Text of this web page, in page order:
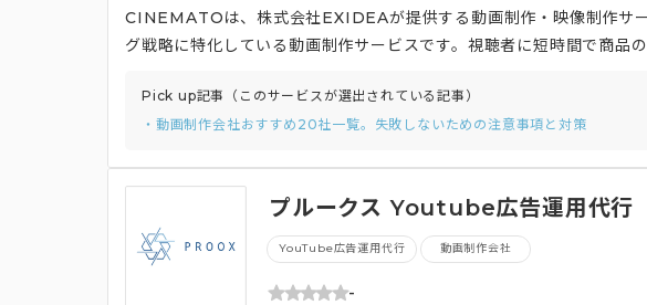
CINEMATOは、株式会社EXIDEAが提供する動画制作・映像制作サ
グ戦略に特化している動画制作サービスです。視聴者に短時間で商品
を行うことで、SaaS企業向けに300社以上の実績を持っています。
視聴者に強い印象を与えます。 また、CINEMATOは単なる制作会
的な成果を追求し、顧客満足度の向上にも貢献しています。
Pick up記事（このサービスが選出されている記事）
・動画制作会社おすすめ20社一覧。失敗しないための注意事項と対策
プルークス Youtube広告運用代行
YouTube広告運用代行 動画制作会社
-